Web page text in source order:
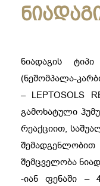
ნიადაგის
(ნეშომპალა-
– LEPTOSOLS
გამოხატული
რეაქციით,
შემცველობა
-იან ფენაში –